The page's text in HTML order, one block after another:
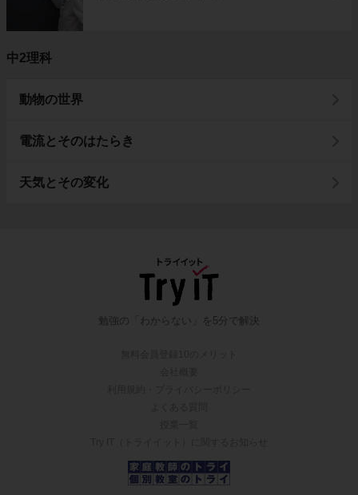
中2理科
動物の世界
電流とそのはたらき
天気とその変化
勉強の「わからない」を5分で解決